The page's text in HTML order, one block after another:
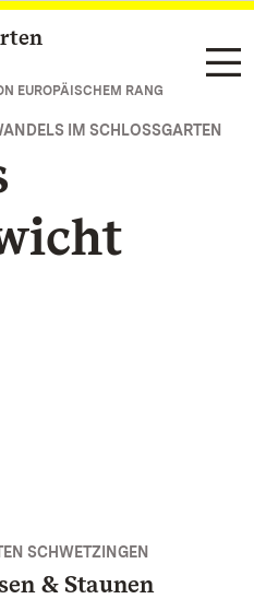
EUROPÄISCHEM RANG
IM SCHLOSSGARTEN
SCHWETZINGEN
& Staunen